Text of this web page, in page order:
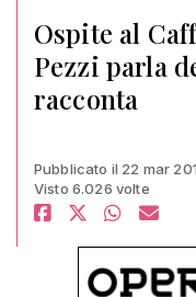
Ospite al
Pezzi parla
racconta
Pubblicato il 22 mar
Visto 6.026 volte